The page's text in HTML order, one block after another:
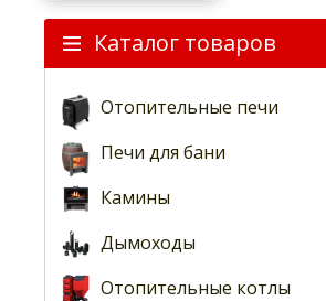
Каталог товаров
Отопительные печи
Печи для бани
Камины
Дымоходы
Отопительные котлы